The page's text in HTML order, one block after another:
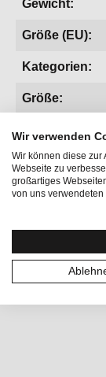
Gewicht:
Größe (EU):
Kategorien:
Größe:
Wir verwenden
Wir können diese zur
Webseite zu
großartiges
von uns